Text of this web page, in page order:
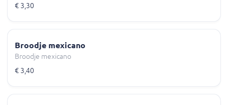
€ 3,30
Broodje mexicano
Broodje mexicano
€ 3,40